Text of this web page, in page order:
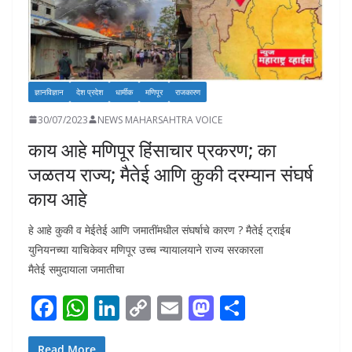
ज्ञानविज्ञान देश प्रदेश धार्मीक मणिपूर राजकारण
30/07/2023 NEWS MAHARSAHTRA VOICE
काय आहे मणिपूर हिंसाचार प्रकरण; का
जळतय राज्य; मैतेई आणि कुकी दरम्यान संघर्ष
काय आहे
हे आहे कुकी व मेईतेई आणि जमातींमधील संघर्षाचे कारण ? मैतेई ट्राईब
युनियनच्या याचिकेवर मणिपूर उच्च न्यायालयाने राज्य सरकारला
मैतेई समुदायाला जमातीचा
F
ac
W
h
Li C E M
Read More